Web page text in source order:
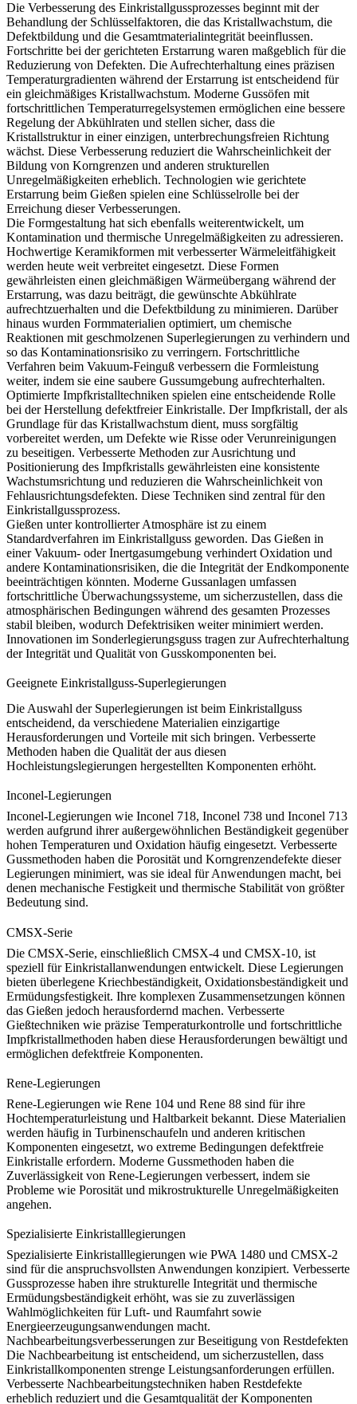
Die Verbesserung des Einkristallgussprozesses beginnt mit der
Behandlung der Schlüsselfaktoren, die das Kristallwachstum, die
Defektbildung und die Gesamtmaterialintegrität beeinflussen.
Fortschritte bei der gerichteten Erstarrung waren maßgeblich für die
Reduzierung von Defekten. Die Aufrechterhaltung eines präzisen
Temperaturgradienten während der Erstarrung ist entscheidend für
ein gleichmäßiges Kristallwachstum. Moderne Gussöfen mit
fortschrittlichen Temperaturregelsystemen ermöglichen eine bessere
Regelung der Abkühlraten und stellen sicher, dass die
Kristallstruktur in einer einzigen, unterbrechungsfreien Richtung
wächst. Diese Verbesserung reduziert die Wahrscheinlichkeit der
Bildung von Korngrenzen und anderen strukturellen
Unregelmäßigkeiten erheblich. Technologien wie gerichtete
Erstarrung beim Gießen spielen eine Schlüsselrolle bei der
Erreichung dieser Verbesserungen.
Die Formgestaltung hat sich ebenfalls weiterentwickelt, um
Kontamination und thermische Unregelmäßigkeiten zu adressieren.
Hochwertige Keramikformen mit verbesserter Wärmeleitfähigkeit
werden heute weit verbreitet eingesetzt. Diese Formen
gewährleisten einen gleichmäßigen Wärmeübergang während der
Erstarrung, was dazu beiträgt, die gewünschte Abkühlrate
aufrechtzuerhalten und die Defektbildung zu minimieren. Darüber
hinaus wurden Formmaterialien optimiert, um chemische
Reaktionen mit geschmolzenen Superlegierungen zu verhindern und
so das Kontaminationsrisiko zu verringern. Fortschrittliche
Verfahren beim Vakuum-Feinguß verbessern die Formleistung
weiter, indem sie eine saubere Gussumgebung aufrechterhalten.
Optimierte Impfkristalltechniken spielen eine entscheidende Rolle
bei der Herstellung defektfreier Einkristalle. Der Impfkristall, der als
Grundlage für das Kristallwachstum dient, muss sorgfältig
vorbereitet werden, um Defekte wie Risse oder Verunreinigungen
zu beseitigen. Verbesserte Methoden zur Ausrichtung und
Positionierung des Impfkristalls gewährleisten eine konsistente
Wachstumsrichtung und reduzieren die Wahrscheinlichkeit von
Fehlausrichtungsdefekten. Diese Techniken sind zentral für den
Einkristallgussprozess.
Gießen unter kontrollierter Atmosphäre ist zu einem
Standardverfahren im Einkristallguss geworden. Das Gießen in
einer Vakuum- oder Inertgasumgebung verhindert Oxidation und
andere Kontaminationsrisiken, die die Integrität der Endkomponente
beeinträchtigen könnten. Moderne Gussanlagen umfassen
fortschrittliche Überwachungssysteme, um sicherzustellen, dass die
atmosphärischen Bedingungen während des gesamten Prozesses
stabil bleiben, wodurch Defektrisiken weiter minimiert werden.
Innovationen im Sonderlegierungsguss tragen zur Aufrechterhaltung
der Integrität und Qualität von Gusskomponenten bei.
Geeignete Einkristallguss-Superlegierungen
Die Auswahl der Superlegierungen ist beim Einkristallguss
entscheidend, da verschiedene Materialien einzigartige
Herausforderungen und Vorteile mit sich bringen. Verbesserte
Methoden haben die Qualität der aus diesen
Hochleistungslegierungen hergestellten Komponenten erhöht.
Inconel-Legierungen
Inconel-Legierungen wie Inconel 718, Inconel 738 und Inconel 713
werden aufgrund ihrer außergewöhnlichen Beständigkeit gegenüber
hohen Temperaturen und Oxidation häufig eingesetzt. Verbesserte
Gussmethoden haben die Porosität und Korngrenzendefekte dieser
Legierungen minimiert, was sie ideal für Anwendungen macht, bei
denen mechanische Festigkeit und thermische Stabilität von größter
Bedeutung sind.
CMSX-Serie
Die CMSX-Serie, einschließlich CMSX-4 und CMSX-10, ist
speziell für Einkristallanwendungen entwickelt. Diese Legierungen
bieten überlegene Kriechbeständigkeit, Oxidationsbeständigkeit und
Ermüdungsfestigkeit. Ihre komplexen Zusammensetzungen können
das Gießen jedoch herausfordernd machen. Verbesserte
Gießtechniken wie präzise Temperaturkontrolle und fortschrittliche
Impfkristallmethoden haben diese Herausforderungen bewältigt und
ermöglichen defektfreie Komponenten.
Rene-Legierungen
Rene-Legierungen wie Rene 104 und Rene 88 sind für ihre
Hochtemperaturleistung und Haltbarkeit bekannt. Diese Materialien
werden häufig in Turbinenschaufeln und anderen kritischen
Komponenten eingesetzt, wo extreme Bedingungen defektfreie
Einkristalle erfordern. Moderne Gussmethoden haben die
Zuverlässigkeit von Rene-Legierungen verbessert, indem sie
Probleme wie Porosität und mikrostrukturelle Unregelmäßigkeiten
angehen.
Spezialisierte Einkristalllegierungen
Spezialisierte Einkristalllegierungen wie PWA 1480 und CMSX-2
sind für die anspruchsvollsten Anwendungen konzipiert. Verbesserte
Gussprozesse haben ihre strukturelle Integrität und thermische
Ermüdungsbeständigkeit erhöht, was sie zu zuverlässigen
Wahlmöglichkeiten für Luft- und Raumfahrt sowie
Energieerzeugungsanwendungen macht.
Nachbearbeitungsverbesserungen zur Beseitigung von Restdefekten
Die Nachbearbeitung ist entscheidend, um sicherzustellen, dass
Einkristallkomponenten strenge Leistungsanforderungen erfüllen.
Verbesserte Nachbearbeitungstechniken haben Restdefekte
erheblich reduziert und die Gesamtqualität der Komponenten